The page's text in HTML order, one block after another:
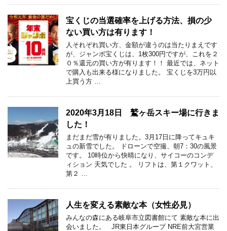
宝くじの当選確率を上げる方法、損の少
ない買い方は有ります！
人それぞれ買い方、金額が違うのは当たりまえです
が、ジャンボ宝くじは、1枚300円ですが、これを２
０％還元の買い方が有ります！！ 最近では、ネット
で購入も出来る様になりました。 宝くじを3万円以
上買う方 …
2020年3月18日 鷲ヶ岳スキー場に行きま
した！
まだまだ雪が有りました。3月17日に降ってキュキ
ュの新雪でした。 ドローンで空撮、朝7：30の風景
です。 10時位から快晴になり、サイコーのコンデ
ィション 天気でした 。 リフトは、第１クワット、
第２ …
人生を変える素敵な本（女性必見）
みんなの森にある岐阜市立図書館にて 素敵な本に出
会いました。 JR東日本グループ NRE前大宮営業